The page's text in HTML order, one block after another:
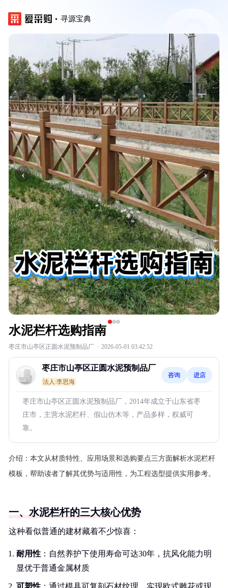
寻源宝典
‹ ›
水泥栏杆选购指南
枣庄市山亭区正圆水泥预制品厂 · 2026-05-01 03:42:52
枣庄市山亭区正圆水泥预制品厂
法人:李思海
咨询 进店
枣庄市山亭区正圆水泥预制品厂，2014年成立于山东省枣
庄市，主营水泥栏杆、假山仿木等，产品多样，权威可
靠。
介绍： 本文从材质特性、应用场景和选购要点三方面解析水泥栏杆
模板，帮助读者了解其优势与适用性，为工程选型提供实用参考。
一、水泥栏杆的三大核心优势
这种看似普通的建材藏着不少惊喜：
耐用性 ：自然养护下使用寿命可达30年，抗风化能力明
显优于普通金属材质
可塑性 ：通过模具可复刻石材纹理，实现欧式雕花或现